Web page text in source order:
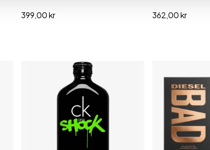
399,00 kr 362,00 kr